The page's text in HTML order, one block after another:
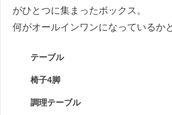
がひとつに集まったボックス。
何がオールインワンになっているか
テーブル
椅子4脚
調理テーブル